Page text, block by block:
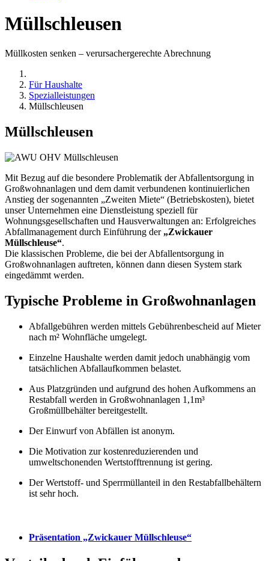
Müllschleusen
Müllkosten senken – verursachergerechte Abrechnung
Für Haushalte
Spezialleistungen
Müllschleusen
Müllschleusen
Mit Bezug auf die besondere Problematik der Abfallentsorgung in
Großwohnanlagen und dem damit verbundenen kontinuierlichen
Anstieg der sogenannten „Zweiten Miete“ (Betriebskosten), bietet
unser Unternehmen eine Dienstleistung speziell für
Wohnungsgesellschaften und Hausverwaltungen an: Erfolgreiches
Abfallmanagement durch Einführung der „Zwickauer
Müllschleuse“.
Die klassischen Probleme, die bei der Abfallentsorgung in
Großwohnanlagen auftreten, können dann diesen System stark
eingedämmt werden.
Typische Probleme in Großwohnanlagen
Abfallgebühren werden mittels Gebührenbescheid auf Mieter
nach m² Wohnfläche umgelegt.
Einzelne Haushalte werden damit jedoch unabhängig vom
tatsächlichen Abfallaufkommen belastet.
Aus Platzgründen und aufgrund des hohen Aufkommens an
Restabfall werden in Großwohnanlagen 1,1m³
Großmüllbehälter bereitgestellt.
Der Einwurf von Abfällen ist anonym.
Die Motivation zur kostenreduzierenden und
umweltschonenden Wertstofftrennung ist gering.
Der Wertstoff- und Sperrmüllanteil in den Restabfallbehältern
ist sehr hoch.
Präsentation „Zwickauer Müllschleuse“